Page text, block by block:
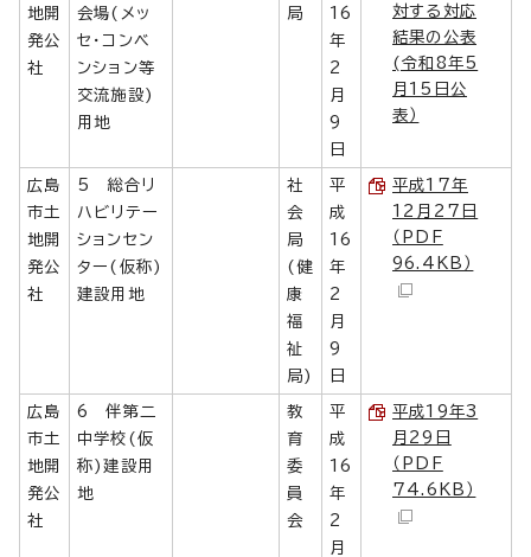
地開
発公
社
会場(メッ
セ・コンベ
ンション等
交流施設)
用地
局
16
年
2
月
9
日
対する対応
結果の公表
(令和8年5
月15日公
表）
広島
市土
地開
発公
社
5 総合リ
ハビリテー
ションセン
ター(仮称)
建設用地
社
会
局
(健
康
福
祉
局)
平
成
16
年
2
月
9
日
平成17年
12月27日
（PDF
96.4KB）
広島
市土
地開
発公
社
6 伴第二
中学校(仮
称)建設用
地
教
育
委
員
会
平
成
16
年
2
月
平成19年3
月29日
（PDF
74.6KB）